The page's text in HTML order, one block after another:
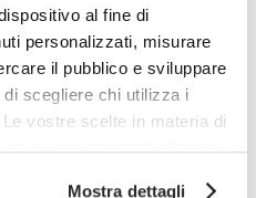
al fine di
personalizzati, misurare
il pubblico e sviluppare
scegliere chi utilizza i
vostre scelte in materia di
questa proprietà digitale
Mostra dettagli
che strutturiamo